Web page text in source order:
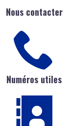
Nous contacter
Numéros utiles